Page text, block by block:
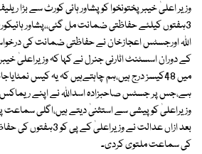
وزیر اعلیٰ خیبر پختونخوا کو پشاور ہائی کورٹ سے بڑا
3ہفتوں کیلئے حفاظتی ضمانت مل گئی،،پشاور
اللہ اورجسٹس اعجازخان نے حفاظتی ضمانت کی
کے دوران اسسٹنٹ اٹارنی جنرل نے کہا کہ وزیراعلیٰ
میں 48کیسز درج ہیں،ہم چاہتےہیں کہ یہ کیس
ہے،جس پر جسٹس صاحبزادہ اسداللہ نے اپنے
وزیراعلیٰ کو پیشی سے استثنیٰ دیتے ہیں،اگلی سماعت
بعد ازاں عدالت نے
کی سماعت ملتوی کردی۔